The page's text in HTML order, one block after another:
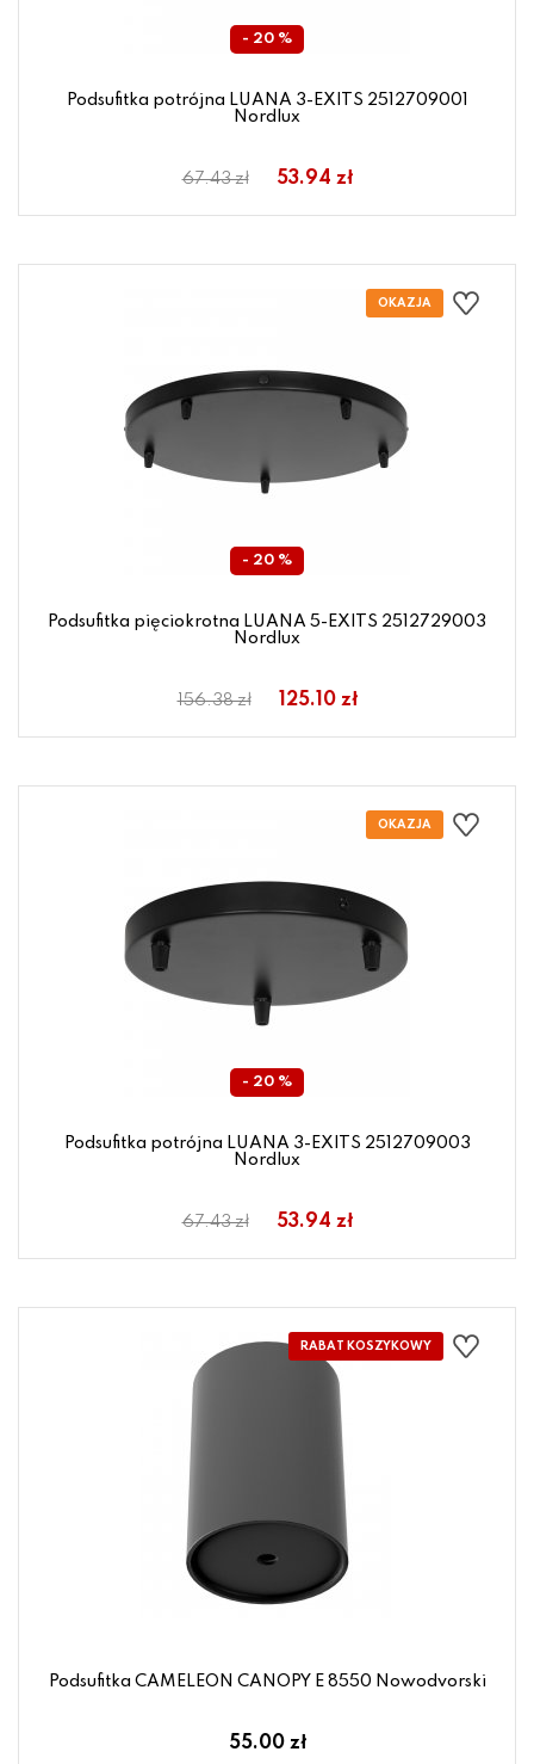
- 20 %
Podsufitka potrójna LUANA 3-EXITS 2512709001
Nordlux
67.43 zł 53.94 zł
- 20 %
Podsufitka pięciokrotna LUANA 5-EXITS 2512729003
Nordlux
156.38 zł 125.10 zł
- 20 %
Podsufitka potrójna LUANA 3-EXITS 2512709003
Nordlux
67.43 zł 53.94 zł
Podsufitka CAMELEON CANOPY E 8550 Nowodvorski
55.00 zł